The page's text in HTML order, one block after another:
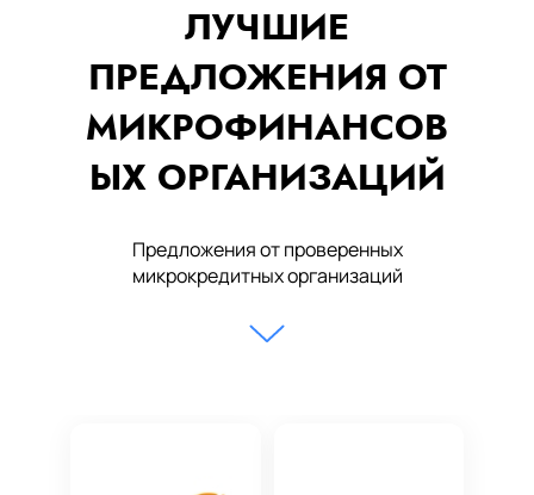
ЛУЧШИЕ
ПРЕДЛОЖЕНИЯ ОТ
МИКРОФИНАНСОВ
ЫХ ОРГАНИЗАЦИЙ
Предложения от проверенных
микрокредитных организаций